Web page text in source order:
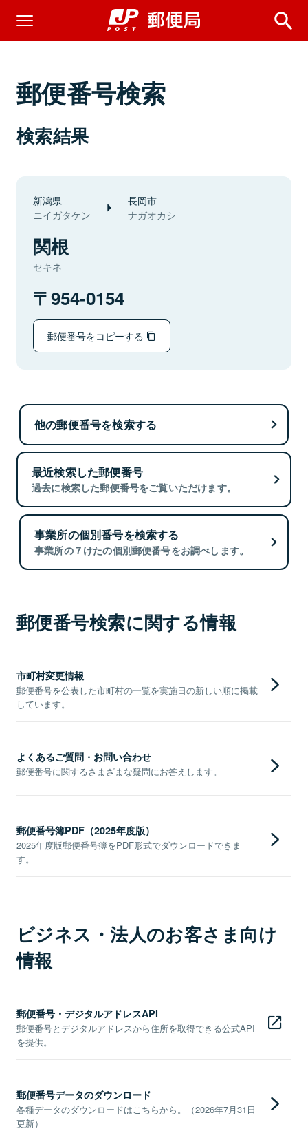
郵便番号検索
検索結果
新潟県
ニイガタケン
長岡市
ナガオカシ
関根
セキネ
954-0154
郵便番号をコピーする
他の郵便番号を検索する
最近検索した郵便番号
過去に検索した郵便番号をご覧いただけます。
事業所の個別番号を検索する
事業所の７けたの個別郵便番号をお調べします。
郵便番号検索に関する情報
市町村変更情報
郵便番号を公表した市町村の一覧を実施日の新しい順に掲載
しています。
よくあるご質問・お問い合わせ
郵便番号に関するさまざまな疑問にお答えします。
郵便番号簿PDF（2025年度版）
2025年度版郵便番号簿をPDF形式でダウンロードできま
す。
ビジネス・法人のお客さま向け
情報
郵便番号・デジタルアドレスAPI
郵便番号とデジタルアドレスから住所を取得できる公式API
を提供。
郵便番号データのダウンロード
各種データのダウンロードはこちらから。（2026年7月31日
更新）